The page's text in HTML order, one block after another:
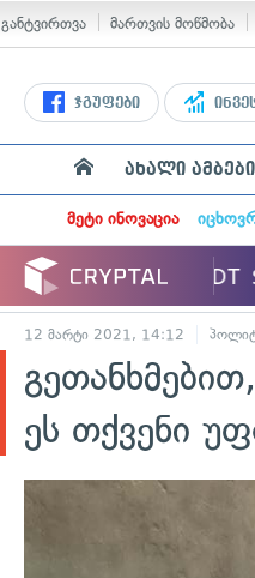
განტვირთვა მართვის მოწმობა
ჯგუფები
ახალი ამბები
მეტი ინოვაცია
12 მარტი 2021, 14:12
ეს თქვენი